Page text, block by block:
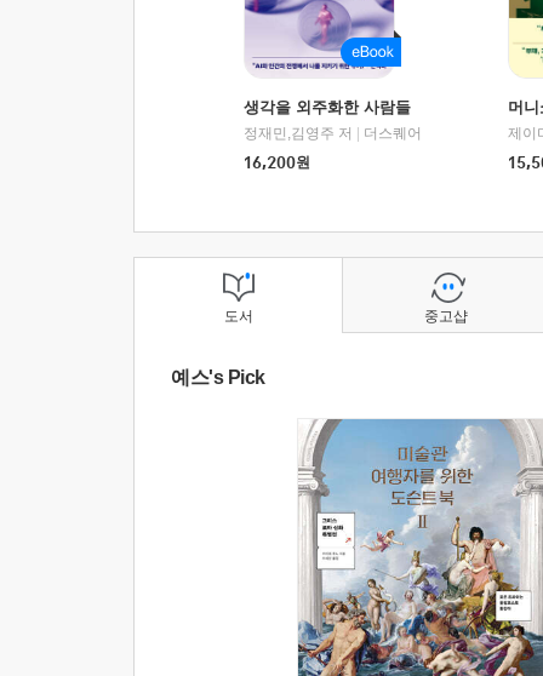
생각을 외주화한 사람들
정재민,김영주 저
더스퀘어
16,200원
머
도서
예스's Pick
중고샵